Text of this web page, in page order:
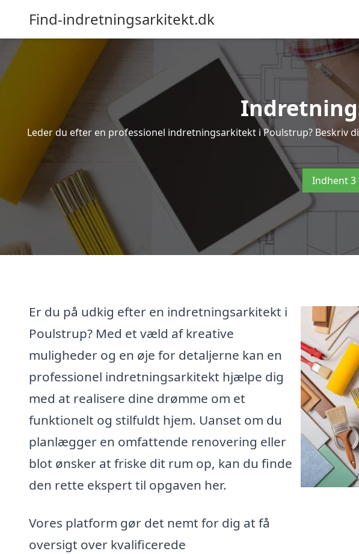
Find-indretningsarkitekt.dk
Leder du efter en professionel indretningsarkitekt i Poulstrup?
Indhent
Er du på udkig efter en indretningsarkitekt i
Poulstrup? Med et væld af kreative
muligheder og en øje for detaljerne kan en
professionel indretningsarkitekt hjælpe dig
med at realisere dine drømme om et
funktionelt og stilfuldt hjem. Uanset om du
planlægger en omfattende renovering eller
blot ønsker at friske dit rum op, kan du finde
den rette ekspert til opgaven her.
Vores platform gør det nemt for dig at få
oversigt over kvalificerede